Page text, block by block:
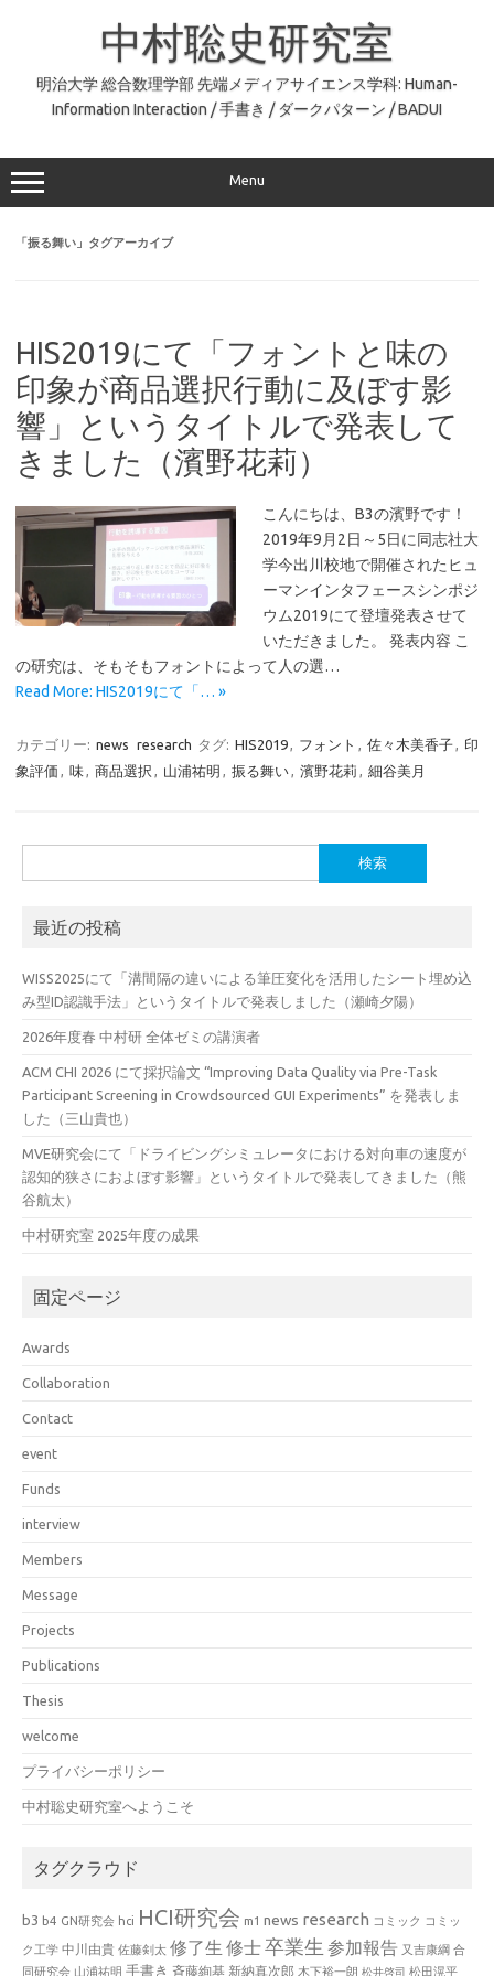
中村聡史研究室
明治大学 総合数理学部 先端メディアサイエンス学科: Human-
Information Interaction / 手書き / ダークパターン / BADUI
Menu
「振る舞い 」タグアーカイブ
HIS2019にて「フォントと味の
印象が商品選択行動に及ぼす影
響」というタイトルで発表して
きました（濱野花莉）
こんにちは、B3の濱野です！
2019年9月2日～5日に同志社大
学今出川校地で開催されたヒュ
ーマンインタフェースシンポジ
ウム2019にて登壇発表させて
いただきました。 発表内容 こ
の研究は、そもそもフォントによって人の選…
Read More: HIS2019にて「… »
カテゴリー: news research タグ: HIS2019, フォント , 佐々木美香子, 印
象評価 , 味, 商品選択 , 山浦祐明 , 振る舞い, 濱野花莉 , 細谷美月
索:
最近の投稿
WISS2025にて「溝間隔の違いによる筆圧変化を活用したシート埋め込
み型ID認識手法」というタイトルで発表しました（瀬崎夕陽）
2026年度春 中村研 全体ゼミの講演者
ACM CHI 2026 にて採択論文 “Improving Data Quality via Pre-Task
Participant Screening in Crowdsourced GUI Experiments” を発表しま
した（三山貴也）
MVE研究会にて「ドライビングシミュレータにおける対向車の速度が
認知的狭さにおよぼす影響」というタイトルで発表してきました（熊
谷航太）
中村研究室 2025年度の成果
固定ページ
Awards
Collaboration
Contact
event
Funds
interview
Members
Message
Projects
Publications
Thesis
welcome
プライバシーポリシー
中村聡史研究室へようこそ
タグクラウド
b3 b4 GN研究会 hci HCI研究会 m1 news research コミック コミッ
ク工学 中川由貴 佐藤剣太 修了生 修士卒業生 参加報告 又吉康綱 合
同研究会 山浦祐明 手書き 斉藤絢基 新納真次郎 木下裕一朗 松井啓司 松田滉平